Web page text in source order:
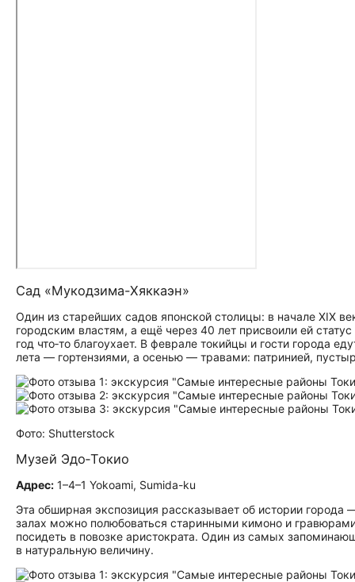
Сад «Мукодзима-Хяккаэн»
Один из старейших садов японской столицы: в начале XIX
городским властям, а ещё через 40 лет присвоили ей
год что‑то благоухает. В феврале токийцы и гости города
лета — гортензиями, а осенью — травами: патринией,
Фото: Shutterstock
Музей Эдо‑Токио
Адрес: 1–4–1 Yokoami, Sumida-ku
Эта обширная экспозиция рассказывает об истории
залах можно полюбоваться старинными кимоно и
посидеть в повозке аристократа. Один из самых
в натуральную величину.